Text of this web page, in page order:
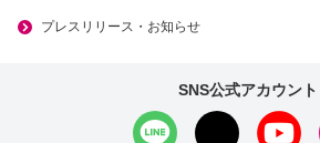
プレスリリース・お知らせ
SNS公式アカウント